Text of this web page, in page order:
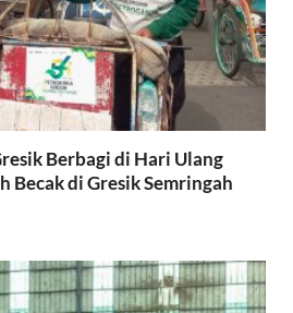
Berbagi di Hari Ulang
Becak di Gresik Semringah